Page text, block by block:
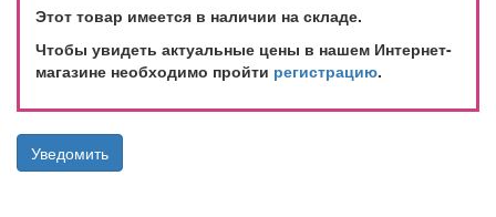
Этот товар имеется в наличии на складе.
Чтобы увидеть актуальные цены в нашем Интернет-
магазине необходимо пройти регистрацию.
Уведомить